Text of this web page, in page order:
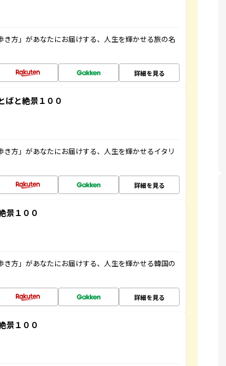
方」があなたにお届けする、人生を輝かせる旅の名
詳細を見る
ばと絶景１００
方」があなたにお届けする、人生を輝かせるイタリ
詳細を見る
景１００
方」があなたにお届けする、人生を輝かせる韓国の
詳細を見る
景１００